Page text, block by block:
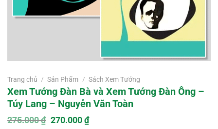
Trang chủ / Sản Phẩm / Sách Xem Tướng
Xem Tướng Đàn Bà và Xem Tướng Đàn Ông –
Túy Lang – Nguyễn Văn Toàn
275.000₫ Giá
270.000₫Giá